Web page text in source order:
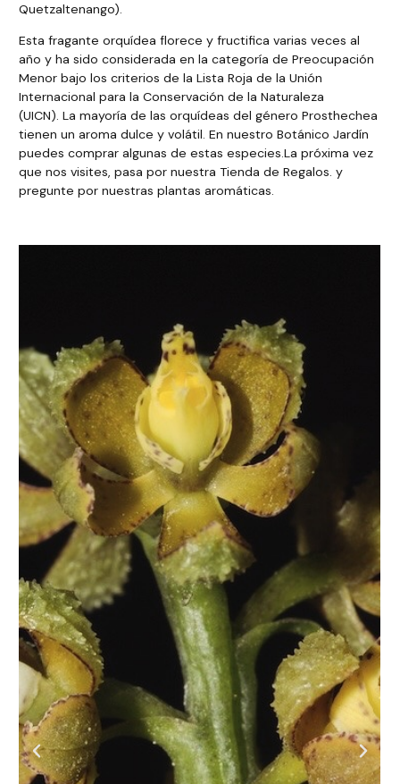
Quetzaltenango).
Esta fragante orquídea florece y fructifica varias veces al
año y ha sido considerada en la categoría de Preocupación
Menor bajo los criterios de la Lista Roja de la Unión
Internacional para la Conservación de la Naturaleza
(UICN).La mayoría de las orquídeas del género Prosthechea
tienenun aroma dulce y volátil. En nuestro BotánicoJardín
puedes comprar algunas de estas especies.La próxima vez
que nos visites, pasa por nuestra Tienda de Regalos.y
pregunte por nuestras plantas aromáticas.